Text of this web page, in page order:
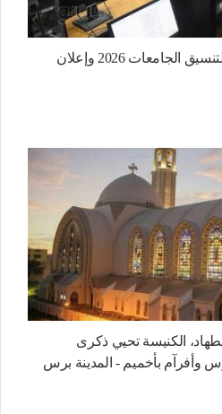
موعد انتهاء المرحلة الأولى لتنسيق الجامعات 2026 وإعلان
الكنيسة تحيي ذكرى
وأفرآم بأخميم - المدينة برس